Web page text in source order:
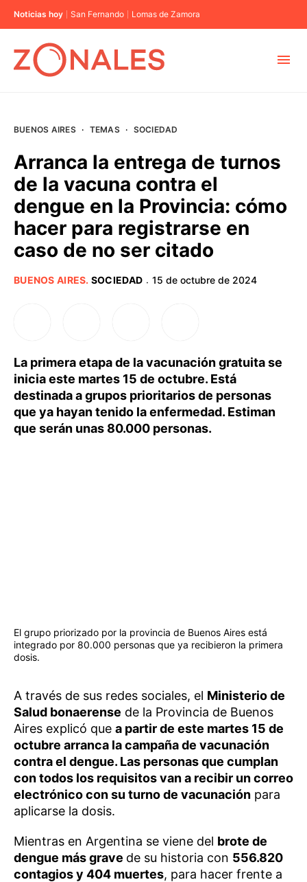
Noticias hoy San Fernando Lomas de Zamora
BUENOS AIRES
PROVINCIAS
BUENOS AIRES · TEMAS · SOCIEDAD
Arranca la entrega de turnos
de la vacuna contra el
dengue en la Provincia: cómo
hacer para registrarse en
caso de no ser citado
BUENOS AIRES. SOCIEDAD · 15 de octubre de 2024
La primera etapa de la vacunación gratuita se
inicia este martes 15 de octubre. Está
destinada a grupos prioritarios de personas
que ya hayan tenido la enfermedad. Estiman
que serán unas 80.000 personas.
El grupo priorizado por la provincia de Buenos Aires está
integrado por 80.000 personas que ya recibieron la primera
dosis.
A través de sus redes sociales, el Ministerio de
Salud bonaerense de la Provincia de Buenos
Aires explicó que a partir de este martes 15 de
octubre arranca la campaña de vacunación
contra el dengue. Las personas que cumplan
con todos los requisitos van a recibir un correo
electrónico con su turno de vacunación para
aplicarse la dosis.
Mientras en Argentina se viene del brote de
dengue más grave de su historia con 556.820
contagios y 404 muertes, para hacer frente a